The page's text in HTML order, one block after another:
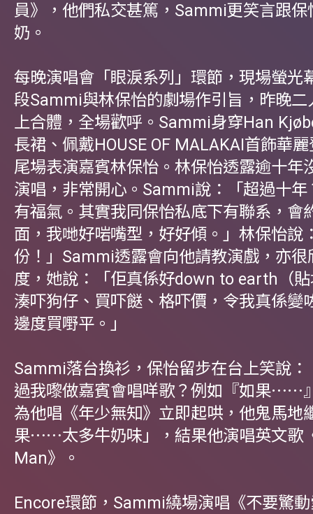
員》，他們私交甚篤，Sammi更笑言跟保
奶。
每晚演唱會「眼淚系列」環節，現場螢光
段Sammi與林保怡的劇場作引旨，昨晚二
上合體，全場歡呼。Sammi身穿Han
長裙、佩戴HOUSE OF MALAKAI首飾華
尾場表演嘉賓林保怡。林保怡透露逾十年
演唱，非常開心。Sammi說：「超過十年
有福氣。其實我同保怡私底下有聯系，會
面，我哋好啱嘴型，好好傾。」林保怡說
份！」Sammi透露會向他請教演戲，亦很
度，她說：「佢真係好down to earth（
湊吓狗仔、買吓餸、格吓價，令我真係變
邊度買嘢平。」
Sammi落台換衫，保怡留步在台上笑說：
過我嚟做嘉賓會唱咩歌？例如『如果⋯⋯
為他唱《年少無知》立即起哄，他鬼馬地
果⋯⋯太多牛奶味」，結果他演唱英文歌
Man》。
Encore環節，Sammi繞場演唱《不要驚